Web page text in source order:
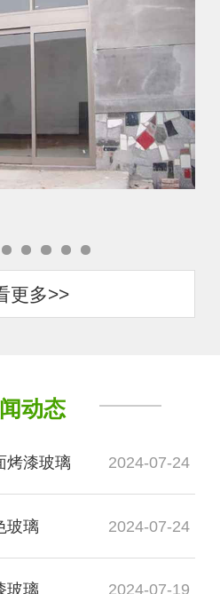
更多>>
动态
烤漆玻璃 2024-07-24
玻璃 2024-07-24
玻璃 2024-07-19